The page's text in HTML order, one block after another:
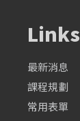
Links
最新消息
課程規劃
常用表單